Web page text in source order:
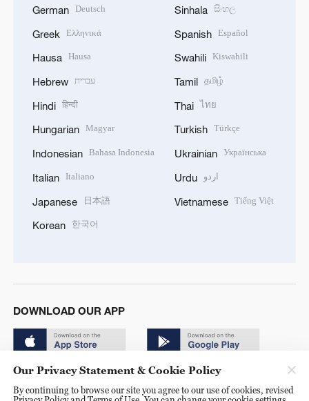
German Deutsch
Greek Ελληνικά
Hausa Hausa
Hebrew עברית
Hindi हिन्दी
Hungarian Magyar
Indonesian Bahasa Indonesia
Italian Italiano
Japanese 日本語
Korean 한국어
Sinhala සිංහල
Spanish Español
Swahili Kiswahili
Tamil தமிழ்
Thai ไทย
Turkish Türkçe
Ukrainian Українська
Urdu اردو
Vietnamese Tiếng Việt
DOWNLOAD OUR APP
Our Privacy Statement & Cookie Policy
By continuing to browse our site you agree to our use of cookies, revised